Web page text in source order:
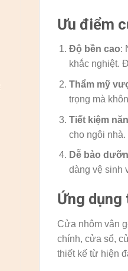
Ưu điểm
Độ bền cao:
khắc nghiệt.
Thẩm mỹ
trọng mà
Tiết kiệm
cho ngôi nhà.
Dễ bảo
dàng vệ sinh
Ứng
Cửa nhôm vân
chính, cửa sổ,
thiết kế từ hiện